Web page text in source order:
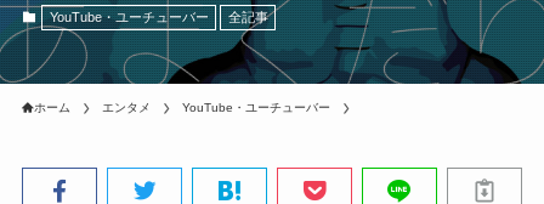
YouTube・ユーチューバー 全記事
ホーム エンタメ YouTube・ユーチューバー